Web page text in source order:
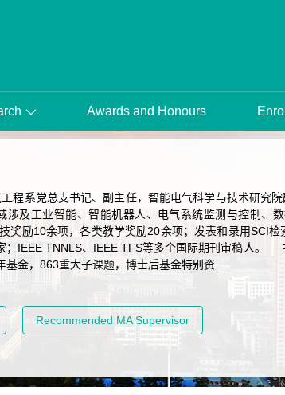
Awards and Honours
系党总支书记、副主任，智能电气科学与技术研究院
及工业智能、智能机器人、电气系统监测与控制、数
励10余项，各类教学奖励20余项；发表和录用SCI
；IEEE TNNLS、IEEE TFS等多个国际期刊审稿人。
金，863重大子课题，博士后基金特别资...
Recommended MA Supervisor